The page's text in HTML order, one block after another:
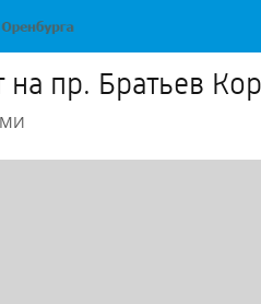
пр. Братьев